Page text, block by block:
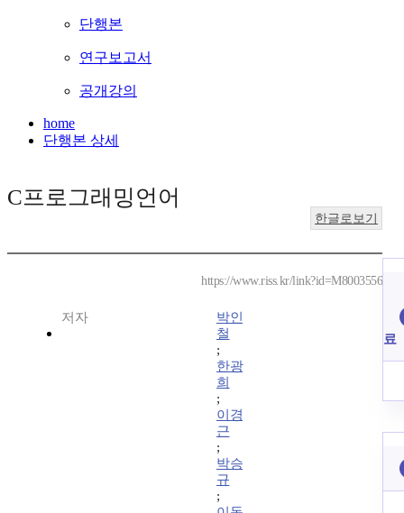
단행본
연구보고서
공개강의
home
단행본 상세
C프로그래밍언어
한글로보기
https://www.riss.kr/link?id=M8003556
저자
박인
철
;
한광
희
;
이경
근
;
박승
규
;
료